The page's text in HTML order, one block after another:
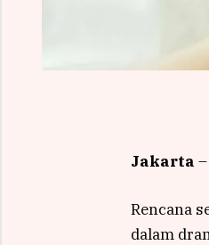
Jakarta –
Rencana
dalam